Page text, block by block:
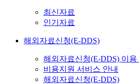
최신자료
인기자료
해외자료신청(E-DDS)
해외자료신청(E-DDS) 이용
비용지원 서비스 안내
해외자료신청(E-DDS)